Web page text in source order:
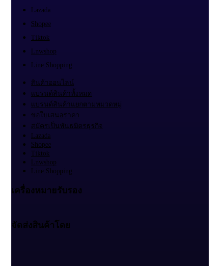
Lazada
Shopee
Tiktok
Lnwshop
Line Shopping
สินค้าออนไลน์
แบรนด์สินค้าทั้งหมด
แบรนด์สินค้าแยกตามหมวดหมู่
ขอใบเสนอราคา
สมัครเป็นพันธมิตรธุรกิจ
Lazada
Shopee
Tiktok
Lnwshop
Line Shopping
เครื่องหมายรับรอง
จัดส่งสินค้าโดย